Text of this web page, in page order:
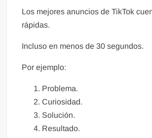
Los mejores anuncios de TikTok
rápidas.
Incluso en menos de 30 segundos.
Por ejemplo:
Problema.
Curiosidad.
Solución.
Resultado.